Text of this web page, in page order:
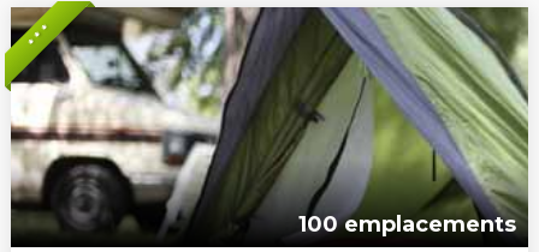
* * *
100 emplacements